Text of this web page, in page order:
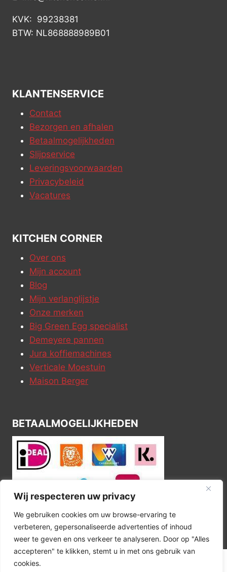
Wij respecteren uw privacy
We gebruiken cookies om uw browse-ervaring te
verbeteren, gepersonaliseerde advertenties of inhoud
weer te geven en ons verkeer te analyseren. Door op "Alles
accepteren" te klikken, stemt u in met ons gebruik van
cookies.
KVK: 99238381
BTW: NL868888989B01
KLANTENSERVICE
Contact
Bezorgen en afhalen
Betaalmogelijkheden
Slijpservice
Leveringsvoorwaarden
Privacybeleid
Vacatures
KITCHEN CORNER
Over ons
Mijn account
Blog
Mijn verlanglijstje
Onze merken
Big Green Egg specialist
Demeyere pannen
Jura koffiemachines
Verticale Moestuin
Maison Berger
BETAALMOGELIJKHEDEN